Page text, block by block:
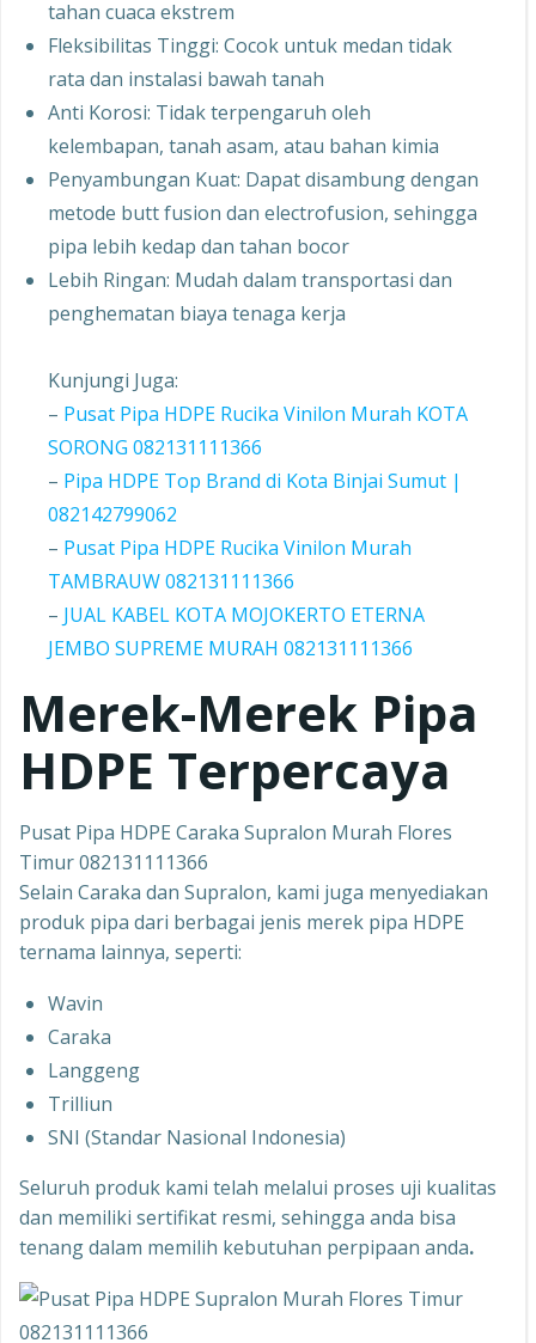
tahan cuaca ekstrem
Fleksibilitas Tinggi: Cocok untuk medan tidak
rata dan instalasi bawah tanah
Anti Korosi: Tidak terpengaruh oleh
kelembapan, tanah asam, atau bahan kimia
Penyambungan Kuat: Dapat disambung dengan
metode butt fusion dan electrofusion, sehingga
pipa lebih kedap dan tahan bocor
Lebih Ringan: Mudah dalam transportasi dan
penghematan biaya tenaga kerja
Kunjungi Juga:
– Pusat Pipa HDPE Rucika Vinilon Murah KOTA
SORONG 082131111366
– Pipa HDPE Top Brand di Kota Binjai Sumut |
082142799062
– Pusat Pipa HDPE Rucika Vinilon Murah
TAMBRAUW 082131111366
– JUAL KABEL KOTA MOJOKERTO ETERNA
JEMBO SUPREME MURAH 082131111366
Merek-Merek Pipa
HDPE Terpercaya
Pusat Pipa HDPE Caraka Supralon Murah Flores
Timur 082131111366
Selain Caraka dan Supralon, kami juga menyediakan
produk pipa dari berbagai jenis merek pipa HDPE
ternama lainnya, seperti:
Wavin
Caraka
Langgeng
Trilliun
SNI (Standar Nasional Indonesia)
Seluruh produk kami telah melalui proses uji kualitas
dan memiliki sertifikat resmi, sehingga anda bisa
tenang dalam memilih kebutuhan perpipaan anda.